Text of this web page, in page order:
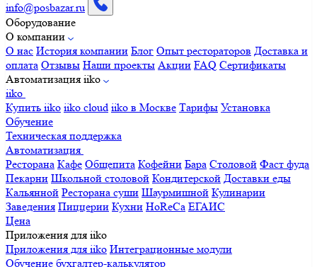
info@posbazar.ru
Оборудование
О компании
О нас История компании Блог Опыт рестораторов Доставка и
оплата Отзывы Наши проекты Акции FAQ Сертификаты
Автоматизация iiko
iiko
Купить iiko iiko cloud iiko в Москве Тарифы Установка
Обучение
Техническая поддержка
Автоматизация
Ресторана Кафе Общепита Кофейни Бара Столовой Фаст фуда
Пекарни Школьной столовой Кондитерской Доставки еды
Кальянной Ресторана суши Шаурмишной Кулинарии
Заведения Пиццерии Кухни HoReCa ЕГАИС
Цена
Приложения для iiko
Приложения для iiko Интеграционные модули
Обучение бухгалтер-калькулятор